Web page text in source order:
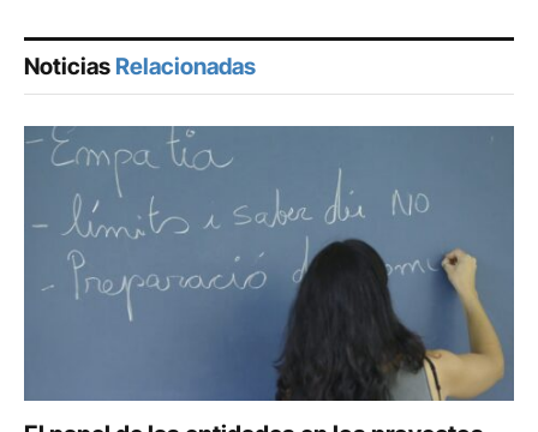
Noticias Relacionadas